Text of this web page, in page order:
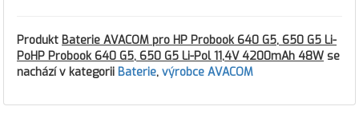
Produkt Baterie AVACOM pro HP Probook 640 G5, 650 G5 Li-
PoHP Probook 640 G5, 650 G5 Li-Pol 11,4V 4200mAh 48W se
nachází v kategorii Baterie, výrobce AVACOM